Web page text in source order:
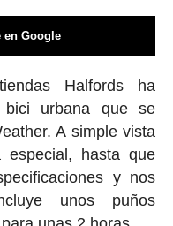
en Google
Halfords ha
bici urbana que se
A simple vista
hasta que
y nos
unos puños